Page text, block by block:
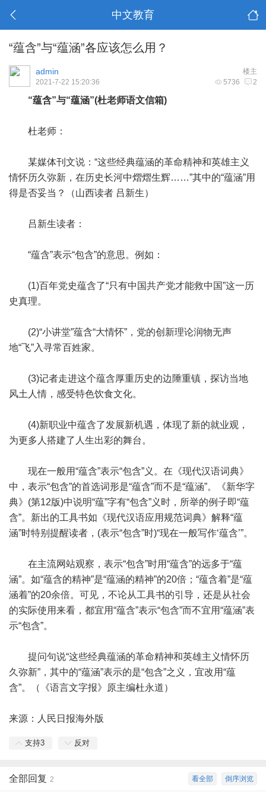
中文教育
“蕴含”与“蕴涵”各应该怎么用？
楼主
admin
5736 2
2021-7-22 15:20:36
“蕴含”与“蕴涵”(杜老师语文信箱)
杜老师：
某媒体刊文说：“这些经典蕴涵的革命精神和英雄主义
情怀历久弥新，在历史长河中熠熠生辉……”其中的“蕴涵”用
得是否妥当？（山西读者 吕新生）
吕新生读者：
“蕴含”表示“包含”的意思。例如：
(1)百年党史蕴含了“只有中国共产党才能救中国”这一历
史真理。
(2)“小讲堂”蕴含“大情怀”，党的创新理论润物无声
地“飞”入寻常百姓家。
(3)记者走进这个蕴含厚重历史的边陲重镇，探访当地
风土人情，感受特色饮食文化。
(4)新职业中蕴含了发展新机遇，体现了新的就业观，
为更多人搭建了人生出彩的舞台。
现在一般用“蕴含”表示“包含”义。在《现代汉语词典》
中，表示“包含”的首选词形是“蕴含”而不是“蕴涵”。《新华字
典》(第12版)中说明“蕴”字有“包含”义时，所举的例子即“蕴
含”。新出的工具书如《现代汉语应用规范词典》解释“蕴
涵”时特别提醒读者，(表示“包含”时)“现在一般写作‘蕴含’”。
在主流网站观察，表示“包含”时用“蕴含”的远多于“蕴
涵”。如“蕴含的精神”是“蕴涵的精神”的20倍；“蕴含着”是“蕴
涵着”的20余倍。可见，不论从工具书的引导，还是从社会
的实际使用来看，都宜用“蕴含”表示“包含”而不宜用“蕴涵”表
示“包含”。
提问句说“这些经典蕴涵的革命精神和英雄主义情怀历
久弥新”，其中的“蕴涵”表示的是“包含”之义，宜改用“蕴
含”。（《语言文字报》原主编杜永道）
来源：人民日报海外版
支持3 反对
倒序浏览
看全部
全部回复 2